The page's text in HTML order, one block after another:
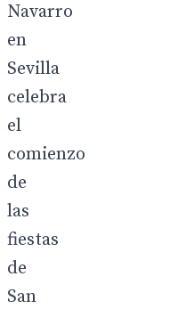
Navarro
en
Sevilla
celebra
el
comienzo
de
las
fiestas
de
San